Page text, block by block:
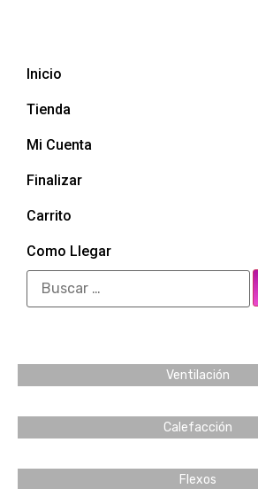
Inicio
Tienda
Mi Cuenta
Finalizar
Carrito
Como Llegar
Ventilación
Calefacción
Flexos